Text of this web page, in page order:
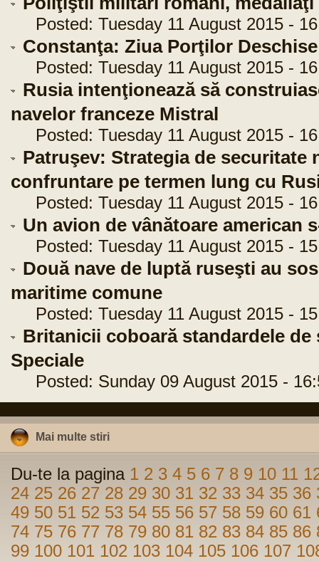
Posted: Tuesday 11 August 2015 -
Constanţa: Ziua Porţilor
Posted: Tuesday 11 August 2015 -
Rusia intenţionează să
navelor franceze Mistral
Posted: Tuesday 11 August 2015 -
Patruşev: Strategia de securitate
confruntare pe termen lung cu
Posted: Tuesday 11 August 2015 -
Un avion de vânătoare american
Posted: Tuesday 11 August 2015 -
Două nave de luptă ruseşti au
maritime comune
Posted: Tuesday 11 August 2015 -
Britanicii coboară standardele
Speciale
Posted: Sunday 09 August 2015 -
Mai multe stiri
Du-te la pagina 1 2 3 4 5 6 7 8 9 10 11
24 25 26 27 28 29 30 31 32 33 34 35 36
49 50 51 52 53 54 55 56 57 58 59 60 61
74 75 76 77 78 79 80 81 82 83 84 85 86
99 100 101 102 103 104 105 106 107